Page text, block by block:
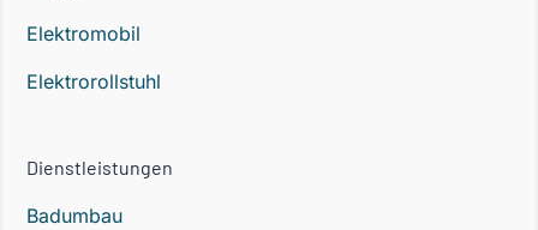
Elektromobil
Elektrorollstuhl
Dienstleistungen
Badumbau